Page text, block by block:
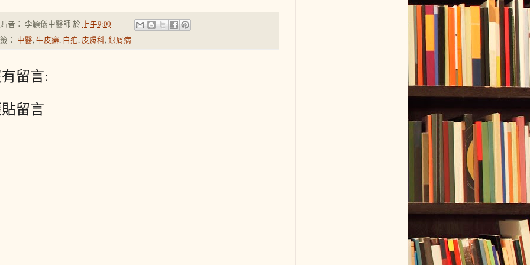
者： 李頴儀中醫師 於 上午9:00
： 中醫,牛皮癬, 白疕, 皮膚科,銀屑病
留言:
留言